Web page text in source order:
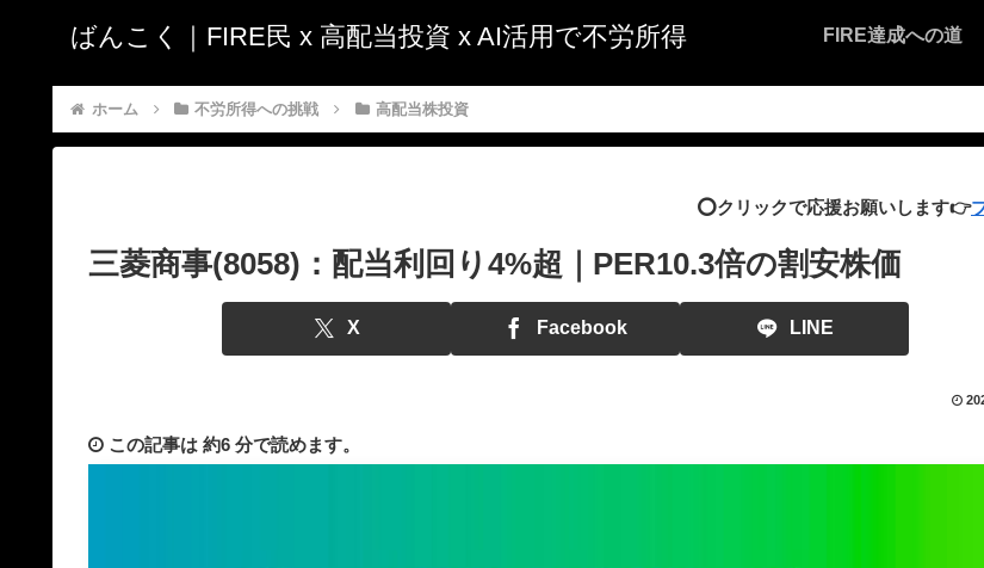
ばんこく｜FIRE民 x 高配当投資 x AI活用で不労所得 FIRE達成への道
ホーム 不労所得への挑戦 高配当株投資
⭕️クリックで応援お願いします👉
三菱商事(8058)：配当利回り4%超｜PER10.3倍の割安株価
X Facebook LINE
この記事は 約6 分で読めます。